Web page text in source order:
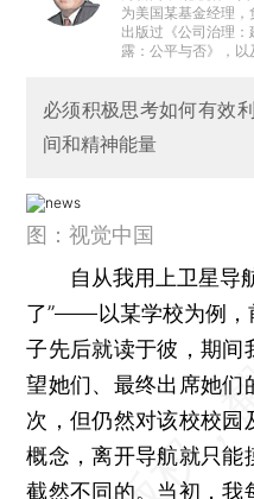
为美国某基金经理，
出版过《公司治理
露：公平与否》，
授课
必须积极思考如何有效
间和精神能量
图：视觉中国
自从我用上卫星导航
了”——以某学校为例，
子先后就读于彼，期间
望她们、最终出席她们
次，但仍然对该校校园
概念，离开导航就只能
截然不同的。当初，我